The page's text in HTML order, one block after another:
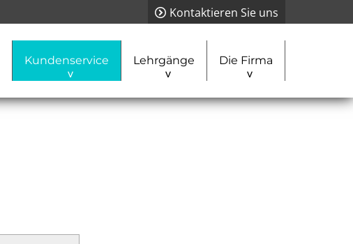
Kontaktieren Sie uns
Kundenservice Lehrgänge Die Firma